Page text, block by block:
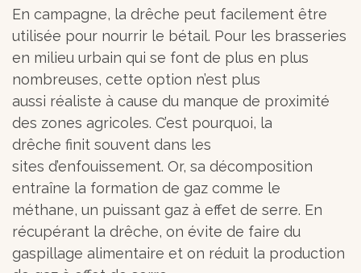
En campagne, la drêche peut facilement être
utilisée pour nourrir le bétail. Pour les brasseries
en milieu urbain qui se font de plus en plus
nombreuses, cette option n’est plus
aussi réaliste à cause du manque de proximité
des zones agricoles. C’est pourquoi, la
drêche finit souvent dans les
sites d’enfouissement. Or, sa décomposition
entraîne la formation de gaz comme le
méthane, un puissant gaz à effet de serre. En
récupérant la drêche, on évite de faire du
gaspillage alimentaire et on réduit la production